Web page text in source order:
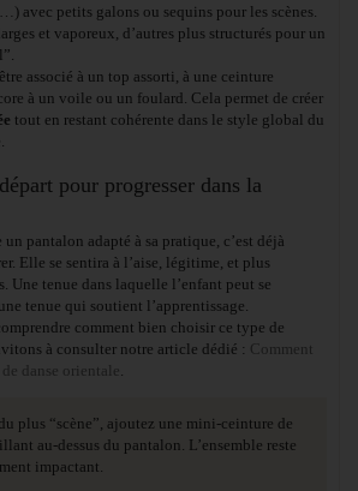
avec petits galons ou sequins pour les scènes.
et vaporeux, d’autres plus structurés pour un
associé à un top assorti, à une ceinture
à un voile ou un foulard. Cela permet de créer
tout en restant cohérente dans le style global du
pour progresser dans la
pantalon adapté à sa pratique, c’est déjà
Elle se sentira à l’aise, légitime, et plus
Une tenue dans laquelle l’enfant peut se
tenue qui soutient l’apprentissage.
comment bien choisir ce type de
à consulter notre article dédié : Comment
danse orientale.
plus “scène”, ajoutez une mini-ceinture de
au-dessus du pantalon. L’ensemble reste
impactant.